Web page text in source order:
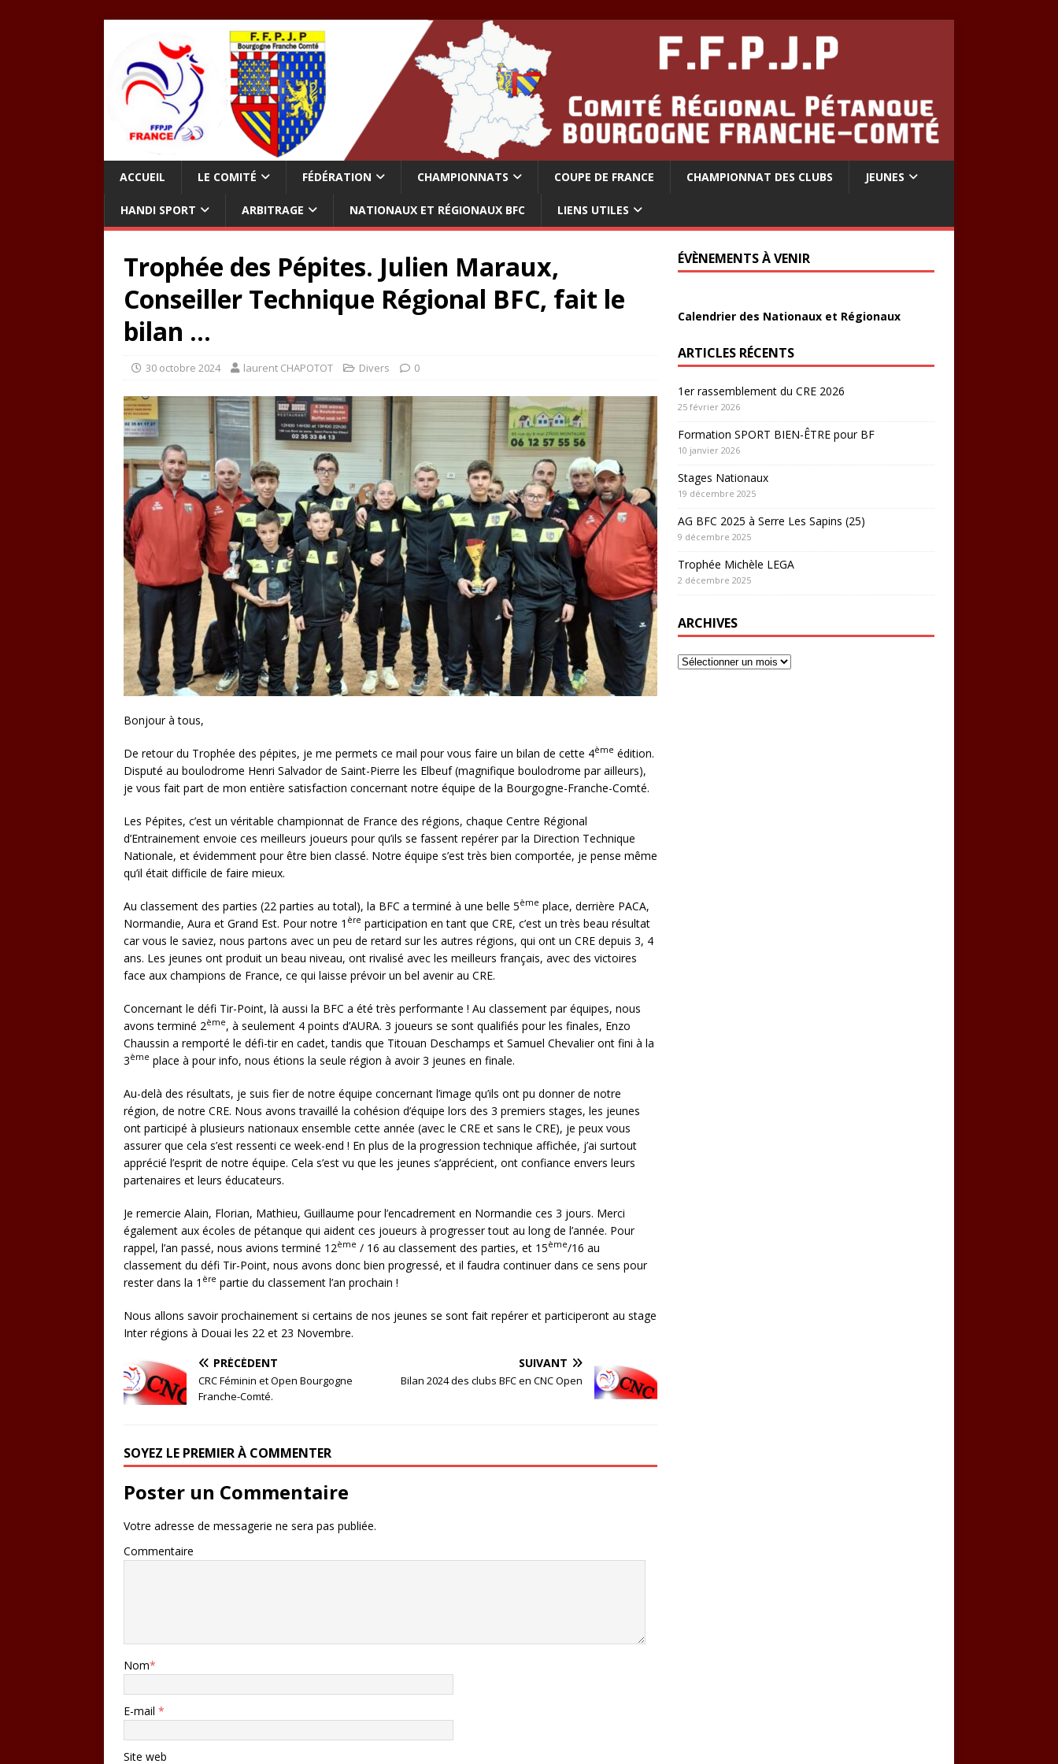
ACCUEIL LE COMITÉ FÉDÉRATION CHAMPIONNATS COUPE DE FRANCE CHAMPIONNAT DES CLUBS JEUNES
HANDI SPORT ARBITRAGE NATIONAUX ET RÉGIONAUX BFC LIENS UTILES
Trophée des Pépites. Julien Maraux,
Conseiller Technique Régional BFC, fait le
bilan …
30 octobre 2024 laurent CHAPOTOT Divers 0
Bonjour à tous,
De retour du Trophée des pépites, je me permets ce mail pour vous faire un bilan de cette 4ème édition.
Disputé au boulodrome Henri Salvador de Saint-Pierre les Elbeuf (magnifique boulodrome par ailleurs),
je vous fait part de mon entière satisfaction concernant notre équipe de la Bourgogne-Franche-Comté.
Les Pépites, c’est un véritable championnat de France des régions, chaque Centre Régional
d’Entrainement envoie ces meilleurs joueurs pour qu’ils se fassent repérer par la Direction Technique
Nationale, et évidemment pour être bien classé. Notre équipe s’est très bien comportée, je pense même
qu’il était difficile de faire mieux.
Au classement des parties (22 parties au total), la BFC a terminé à une belle 5ème place, derrière PACA,
Normandie, Aura et Grand Est. Pour notre 1 ère participation en tant que CRE, c’est un très beau résultat
car vous le saviez, nous partons avec un peu de retard sur les autres régions, qui ont un CRE depuis 3, 4
ans. Les jeunes ont produit un beau niveau, ont rivalisé avec les meilleurs français, avec des victoires
face aux champions de France, ce qui laisse prévoir un bel avenir au CRE.
Concernant le défi Tir-Point, là aussi la BFC a été très performante ! Au classement par équipes, nous
avons terminé 2ème, à seulement 4 points d’AURA. 3 joueurs se sont qualifiés pour les finales, Enzo
Chaussin a remporté le défi-tir en cadet, tandis que Titouan Deschamps et Samuel Chevalier ont fini à la
3ème place à pour info, nous étions la seule région à avoir 3 jeunes en finale.
Au-delà des résultats, je suis fier de notre équipe concernant l’image qu’ils ont pu donner de notre
région, de notre CRE. Nous avons travaillé la cohésion d’équipe lors des 3 premiers stages, les jeunes
ont participé à plusieurs nationaux ensemble cette année (avec le CRE et sans le CRE), je peux vous
assurer que cela s’est ressenti ce week-end ! En plus de la progression technique affichée, j’ai surtout
apprécié l’esprit de notre équipe. Cela s’est vu que les jeunes s’apprécient, ont confiance envers leurs
partenaires et leurs éducateurs.
Je remercie Alain, Florian, Mathieu, Guillaume pour l’encadrement en Normandie ces 3 jours. Merci
également aux écoles de pétanque qui aident ces joueurs à progresser tout au long de l’année. Pour
rappel, l’an passé, nous avions terminé 12ème / 16 au classement des parties, et 15ème/16 au
classement du défi Tir-Point, nous avons donc bien progressé, et il faudra continuer dans ce sens pour
rester dans la 1 ère partie du classement l’an prochain !
Nous allons savoir prochainement si certains de nos jeunes se sont fait repérer et participeront au stage
Inter régions à Douai les 22 et 23 Novembre.
PRÉCÉDENT
CRC Féminin et Open Bourgogne
Franche-Comté.
SUIVANT
Bilan 2024 des clubs BFC en CNC Open
SOYEZ LE PREMIER À COMMENTER
Poster un Commentaire
Votre adresse de messagerie ne sera pas publiée.
Commentaire
Nom*
E-mail *
Site web
ÉVÈNEMENTS À VENIR
Calendrier des Nationaux et Régionaux
ARTICLES RÉCENTS
1er rassemblement du CRE 2026
25 février 2026
Formation SPORT BIEN-ÊTRE pour BF
10 janvier 2026
Stages Nationaux
19 décembre 2025
AG BFC 2025 à Serre Les Sapins (25)
9 décembre 2025
Trophée Michèle LEGA
2 décembre 2025
ARCHIVES